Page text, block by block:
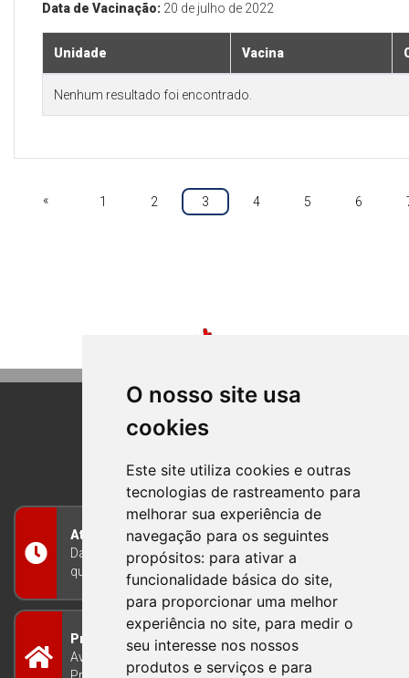
O nosso site usa
cookies
Este site utiliza cookies e outras
tecnologias de rastreamento para
melhorar sua experiência de
navegação para os seguintes
propósitos: para ativar a
funcionalidade básica do site,
para proporcionar uma melhor
experiência no site, para medir o
seu interesse nos nossos
produtos e serviços e para
Data de Vacinação: 20 de julho de 2022
Unidade Vacina
Nenhum resultado foi encontrado.
« 1 2 3 4 5 6
BOM PRINCIPIO
RIO GRANDE DO SUL
Atendimento
Das 8h às 12h e das 13h às 17h30, de segunda a
quinta-feira, e nas sextas-feiras das 7h às 13h
Prefeitura Municipal
Avenida Guilherme Winter 65 - Centro Bom